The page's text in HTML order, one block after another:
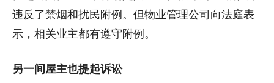
违反了禁烟和扰民附例。但物业管理公司向法庭表
示，相关业主都有遵守附例。
另一间屋主也提起诉讼